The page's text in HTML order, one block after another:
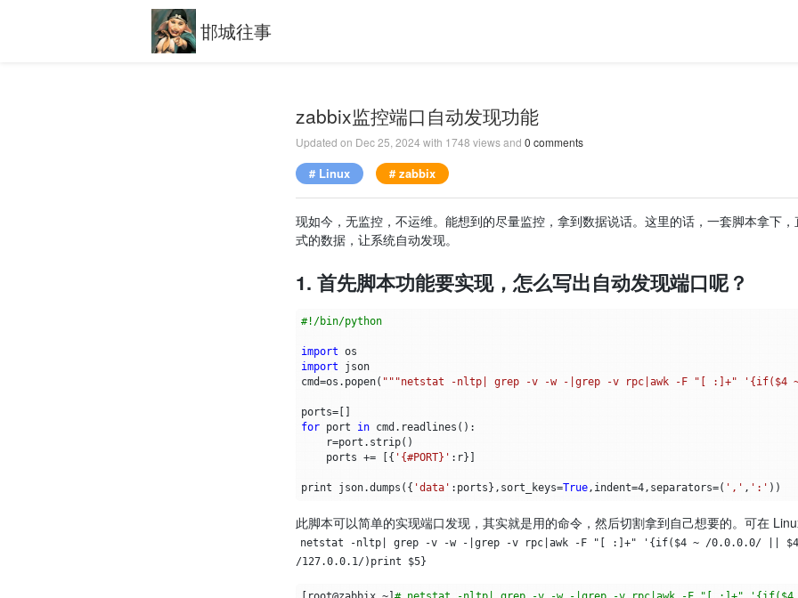
邯城往事
zabbix监控端口自动发现功能
Updated on Dec 25, 2024 with 1748 views and 0 comments
# Linux # zabbix
现如今，无监控，不运维。能想到的尽量监控，拿到数据说话。这里的话，一套脚本拿下
式的数据，让系统自动发现。
1. 首先脚本功能要实现，怎么写出自动发现端口呢？
#!/bin/python
import os
import
json
cmd=os . popen( """netstat -nltp| grep -v -w -|grep -v rpc|awk -F "[ :]+" '{if($4
ports=[]
for port in cmd . readlines ():
r=port . strip()
ports += [{ '{#PORT}' : r}]
print json.dumps ({ 'data' : ports }, sort_keys=True, indent=4, separators=( ',' , ':' ))
此脚本可以简单的实现端口发现，其实就是用的命令，然后切割拿到自己想要的。可在
netstat -nltp| grep -v -w -|grep -v rpc|awk -F "[ :]+" '{if($4 ~ /0.0.0.0/ ||
/127.0.0.1/)print $5}